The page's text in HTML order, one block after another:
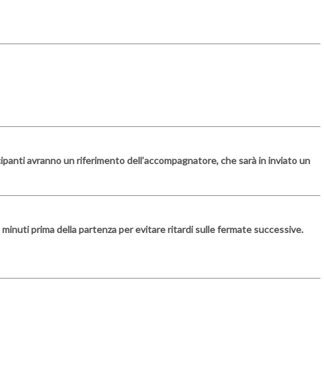
avranno un riferimento dell’accompagnatore, che sarà in inviato un
prima della partenza per evitare ritardi sulle fermate successive.